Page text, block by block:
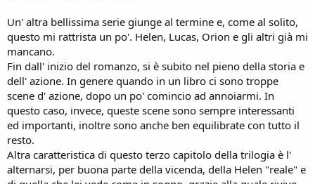
Un' altra bellissima serie giunge al termine e, come al solito,
questo mi rattrista un po'. Helen, Lucas, Orion e gli altri già mi
mancano.
Fin dall' inizio del romanzo, si è subito nel pieno della storia e
dell' azione. In genere quando in un libro ci sono troppe
scene d' azione, dopo un po' comincio ad annoiarmi. In
questo caso, invece, queste scene sono sempre interessanti
ed importanti, inoltre sono anche ben equilibrate con tutto il
resto.
Altra caratteristica di questo terzo capitolo della trilogia è l'
alternarsi, per buona parte della vicenda, della Helen "reale" e